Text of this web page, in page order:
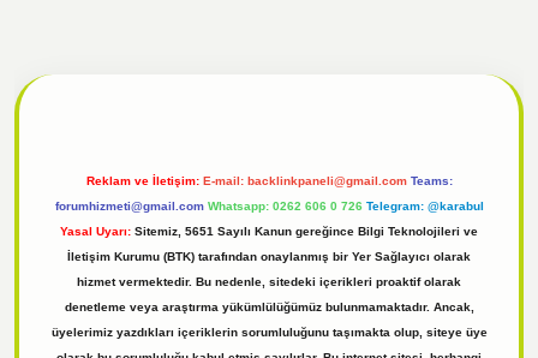
Reklam ve İletişim: E-mail: backlinkpaneli@gmail.com Teams:
forumhizmeti@gmail.com Whatsapp: 0262 606 0 726 Telegram: @karabul
Yasal Uyarı: Sitemiz, 5651 Sayılı Kanun gereğince Bilgi Teknolojileri ve
İletişim Kurumu (BTK) tarafından onaylanmış bir Yer Sağlayıcı olarak
hizmet vermektedir. Bu nedenle, sitedeki içerikleri proaktif olarak
denetleme veya araştırma yükümlülüğümüz bulunmamaktadır. Ancak,
üyelerimiz yazdıkları içeriklerin sorumluluğunu taşımakta olup, siteye üye